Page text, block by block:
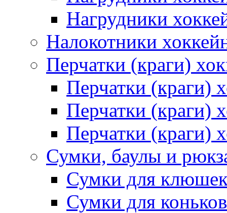
Нагрудники
Налокотники
Перчатки (краги)
Перчатки (краги)
Перчатки (краги)
Перчатки (краги)
Сумки, баулы и
Сумки для
Сумки для коньков